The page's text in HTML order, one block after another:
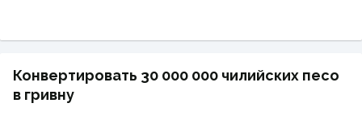
Конвертировать 30 000 000 чилийских песо
в гривну